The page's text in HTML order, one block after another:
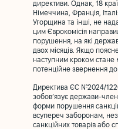
директиви. Однак, 18
Німеччина, Франція,
Угорщина та інші, не
цим Єврокомісія
порушення, на які
двох місяців. Якщо
наступним кроком
потенційне звернення
Директива ЄС №2024/
зобов’язує держави-
форми порушення
всупереч заборонам,
санкційних товарів або